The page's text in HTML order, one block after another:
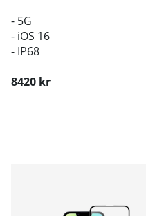
- 5G
- iOS 16
- IP68
8420 kr